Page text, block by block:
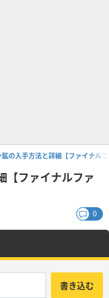
の入手方法と詳細【ファイナル
【ファイナルファ
0
書き込む